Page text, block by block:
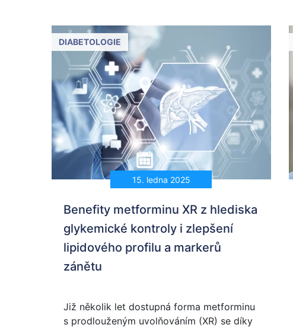
15. ledna 2025
DIABETOLOGIE
Benefity metforminu XR z hlediska
glykemické kontroly i zlepšení
lipidového profilu a markerů
zánětu
Již několik let dostupná forma metforminu
s prodlouženým uvolňováním (XR) se díky